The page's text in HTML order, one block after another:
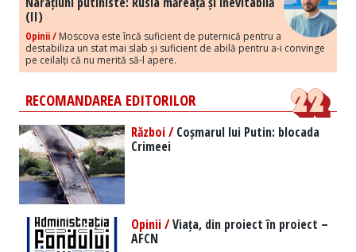
(II)
Opinii / Moscova este încă suficient de puternică pentru a
destabiliza un stat mai slab și suficient de abilă pentru a-i convinge
pe ceilalți că nu merită să-l apere.
RECOMANDAREA EDITORILOR
Război /Coșmarul lui Putin: blocada
Crimeei
Opinii /Viața, din proiect în proiect –
AFCN